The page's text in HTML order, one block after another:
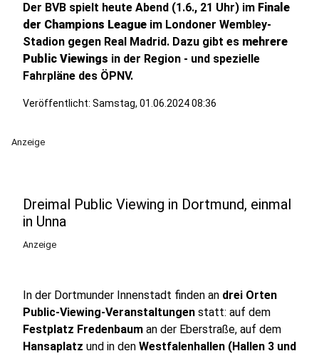
Der BVB spielt heute Abend (1.6., 21 Uhr) im Finale
der Champions League im Londoner Wembley-
Stadion gegen Real Madrid. Dazu gibt es mehrere
Public Viewings in der Region - und spezielle
Fahrpläne des ÖPNV.
Veröffentlicht: Samstag, 01.06.2024 08:36
Anzeige
Dreimal Public Viewing in Dortmund, einmal
in Unna
Anzeige
In der Dortmunder Innenstadt finden an drei Orten
Public-Viewing-Veranstaltungen statt: auf dem
Festplatz Fredenbaum an der Eberstraße, auf dem
Hansaplatz und in den Westfalenhallen (Hallen 3 und